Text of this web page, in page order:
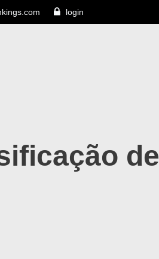
login
de